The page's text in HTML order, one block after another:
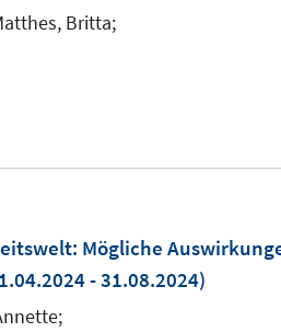
Britta;
Mögliche
- 31.08.2024)